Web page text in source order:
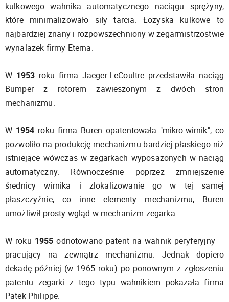
kulkowego wahnika automatycznego naciągu sprężyny,
które minimalizowało siły tarcia. Łożyska kulkowe to
najbardziej znany i rozpowszechniony w zegarmistrzostwie
wynalazek firmy Eterna.
W 1953 roku firma Jaeger-LeCoultre przedstawiła naciąg
Bumper z rotorem zawieszonym z dwóch stron
mechanizmu.
W 1954 roku firma Buren opatentowała "mikro-wirnik", co
pozwoliło na produkcję mechanizmu bardziej płaskiego niż
istniejące wówczas w zegarkach wyposażonych w naciąg
automatyczny. Równocześnie poprzez zmniejszenie
średnicy wirnika i zlokalizowanie go w tej samej
płaszczyźnie, co inne elementy mechanizmu, Buren
umożliwił prosty wgląd w mechanizm zegarka.
W roku 1955 odnotowano patent na wahnik peryferyjny –
pracujący na zewnątrz mechanizmu. Jednak dopiero
dekadę później (w 1965 roku) po ponownym z zgłoszeniu
patentu zegarki z tego typu wahnikiem pokazała firma
Patek Philippe.